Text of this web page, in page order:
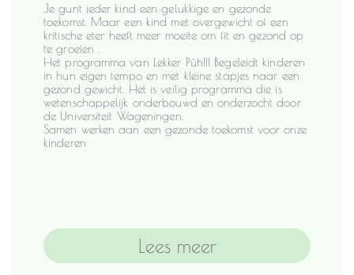
Je gunt ieder kind een gelukkige en gezonde
toekomst. Maar een kind met overgewicht of een
kritische eter heeft meer moeite om fit en gezond op
te groeien .
Het programma van Lekker Pûh!!! Begeleidt kinderen
in hun eigen tempo en met kleine stapjes naar een
gezond gewicht. Het is veilig programma die is
wetenschappelijk onderbouwd en onderzocht door
de Universiteit Wageningen.
Samen werken aan een gezonde toekomst voor onze
kinderen
Lees meer